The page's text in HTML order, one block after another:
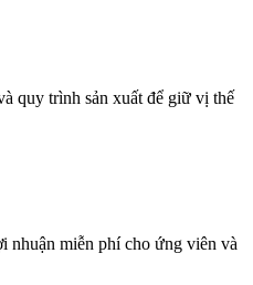
quy trình sản xuất để giữ vị thế
miễn phí cho ứng viên và